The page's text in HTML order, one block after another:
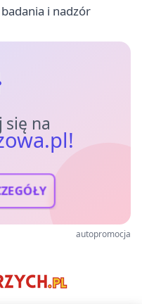
i nadzór
się na
autopromocja